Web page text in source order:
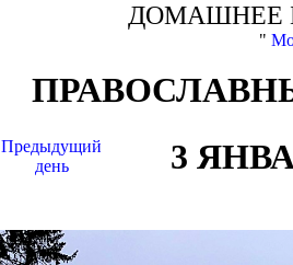
ДОМАШНЕЕ
"
Предыдущий
день
3